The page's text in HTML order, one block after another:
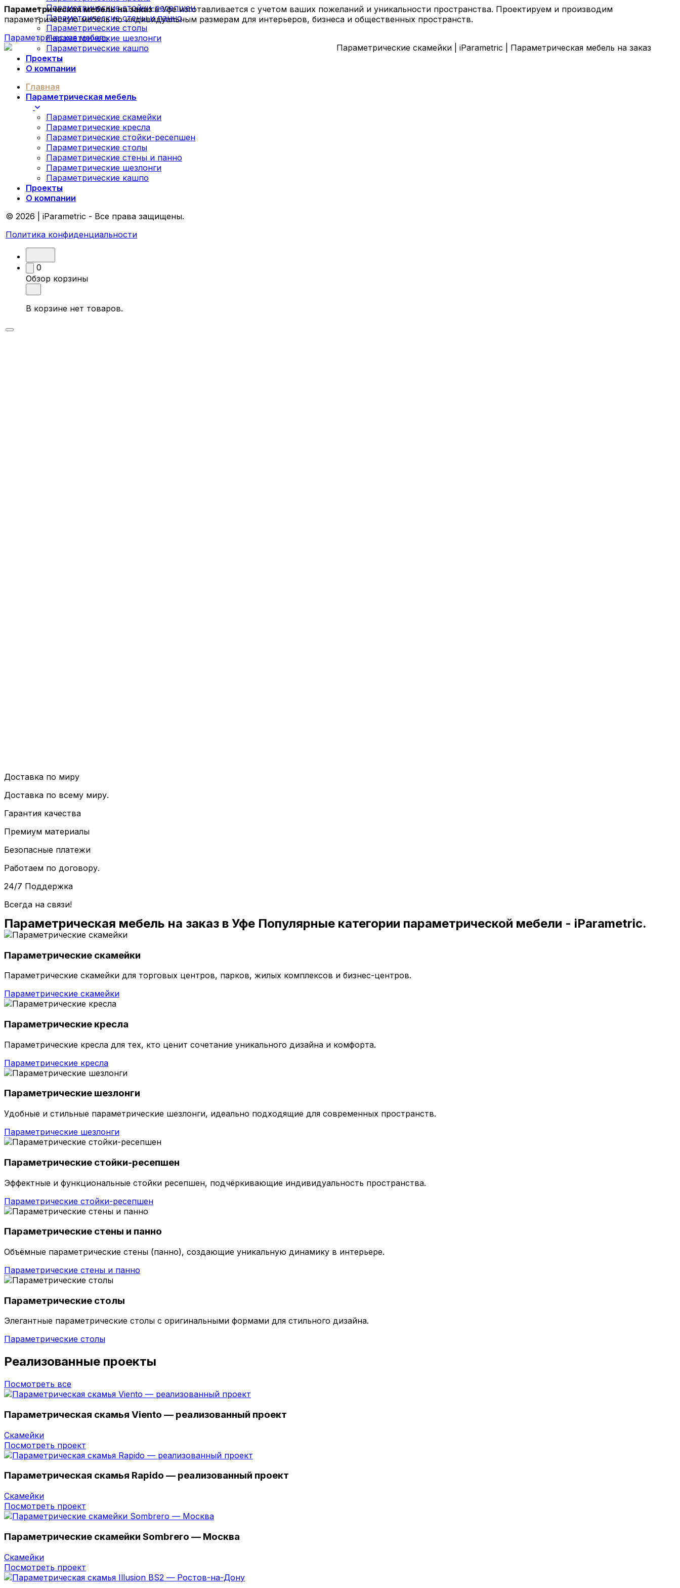
Параметрические стойки-ресепшен
Параметрические стены и панно
Параметрические столы
Параметрические шезлонги
Параметрические кашпо
Проекты
О компании
Главная
Параметрическая мебель
Параметрические скамейки
Параметрические кресла
Параметрические стойки-ресепшен
Параметрические столы
Параметрические стены и панно
Параметрические шезлонги
Параметрические кашпо
Проекты
О компании
© 2026 | iParametric - Все права защищены.
Политика конфиденциальности
0
Обзор корзины
В корзине нет товаров.
Параметрическая мебель на заказв Уфе изготавливается с учетом ваших пожеланий и уникальности пространства. Проектируем и производим
параметрическую мебель по индивидуальным размерам для интерьеров, бизнеса и общественных пространств.
Параметрическая мебель
Доставка по миру
Доставка по всему миру.
Гарантия качества
Премиум материалы
Безопасные платежи
Работаем по договору.
24/7 Поддержка
Всегда на связи!
Параметрическая мебель на заказ в Уфе Популярные категории параметрической мебели - iParametric.
Параметрические скамейки
Параметрические скамейки для торговых центров, парков, жилых комплексов и бизнес-центров.
Параметрические скамейки
Параметрические кресла
Параметрические кресла для тех, кто ценит сочетание уникального дизайна и комфорта.
Параметрические кресла
Параметрические шезлонги
Удобные и стильные параметрические шезлонги, идеально подходящие для современных пространств.
Параметрические шезлонги
Параметрические стойки-ресепшен
Эффектные и функциональные стойки ресепшен, подчёркивающие индивидуальность пространства.
Параметрические стойки-ресепшен
Параметрические стены и панно
Объёмные параметрические стены (панно), создающие уникальную динамику в интерьере.
Параметрические стены и панно
Параметрические столы
Элегантные параметрические столы с оригинальными формами для стильного дизайна.
Параметрические столы
Реализованные проекты
Посмотреть все
Параметрическая скамья Viento — реализованный проект
Скамейки
Посмотреть проект
Параметрическая скамья Rapido — реализованный проект
Скамейки
Посмотреть проект
Параметрические скамейки Sombrero — Москва
Скамейки
Посмотреть проект